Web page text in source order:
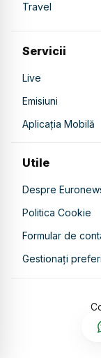
Travel
Servicii
Live
Emisiuni
Aplicația Mobilă
Utile
Despre
Politica Cookie
Formular de
Gestionați